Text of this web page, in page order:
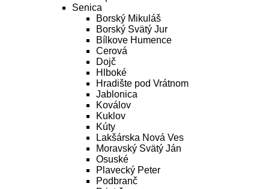
Senica
Borský Mikuláš
Borský Svätý Jur
Bílkove Humence
Cerová
Dojč
Hlboké
Hradište pod Vrátnom
Jablonica
Koválov
Kuklov
Kúty
Lakšárska Nová Ves
Moravský Svätý Ján
Osuské
Plavecký Peter
Podbranč